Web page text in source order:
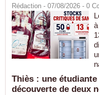
Rédaction - 07/08/2026 - 0
Thiès : une
découverte de deux